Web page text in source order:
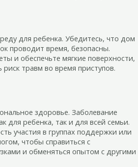
для ребенка. Убедитесь, что дом
проводит время, безопасны.
и обеспечьте мягкие поверхности,
травм во время приступов.
здоровье. Заболевание
для ребенка, так и для всей семьи.
участия в группах поддержки или
чтобы справиться с
и обменяться опытом с другими